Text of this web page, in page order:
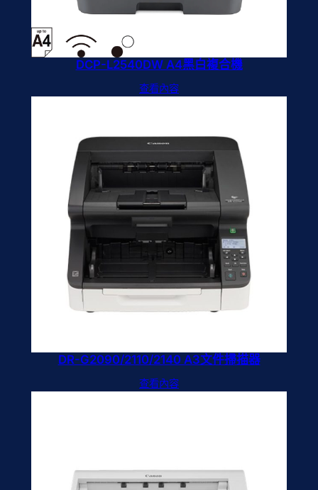
DCP-L2540DW A4黑白複合機
查看內容
DR-G2090/2110/2140 A3文件掃描器
查看內容